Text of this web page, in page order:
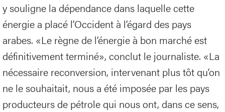
y souligne la dépendance dans laquelle cette
énergie a placé l’Occident à l’égard des pays
arabes. «Le règne de l’énergie à bon marché est
définitivement terminé», conclut le journaliste. «La
nécessaire reconversion, intervenant plus tôt qu’on
ne le souhaitait, nous a été imposée par les pays
producteurs de pétrole qui nous ont, dans ce sens,